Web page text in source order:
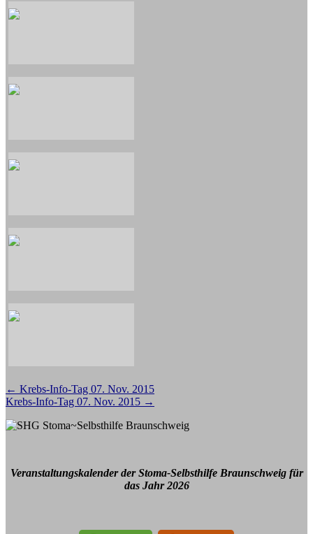
Beitragsnavigation
← Krebs-Info-Tag 07. Nov. 2015
Krebs-Info-Tag 07. Nov. 2015 →
Veranstaltungskalender der Stoma-Selbsthilfe Braunschweig für
das Jahr 2026